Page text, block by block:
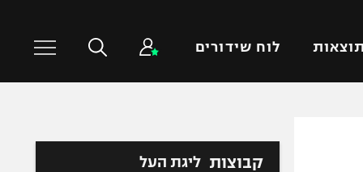
תוצאות לוח שידורים
טניס
קבוצות ליגת העל